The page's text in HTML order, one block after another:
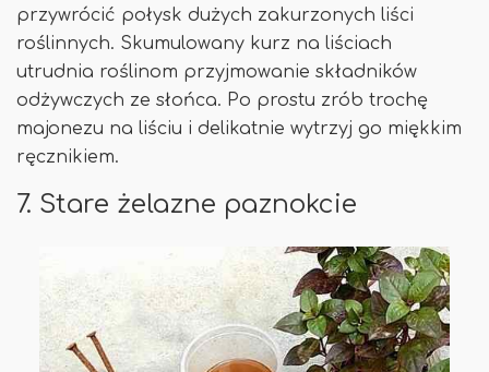
przywrócić połysk dużych zakurzonych liści
roślinnych. Skumulowany kurz na liściach
utrudnia roślinom przyjmowanie składników
odżywczych ze słońca. Po prostu zrób trochę
majonezu na liściu i delikatnie wytrzyj go miękkim
ręcznikiem.
7. Stare żelazne paznokcie